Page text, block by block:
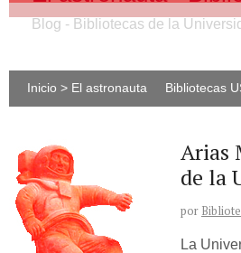
Blog - Bibliotecas de la
Inicio > El astronauta Bibliotecas
Arias
de la
por
La